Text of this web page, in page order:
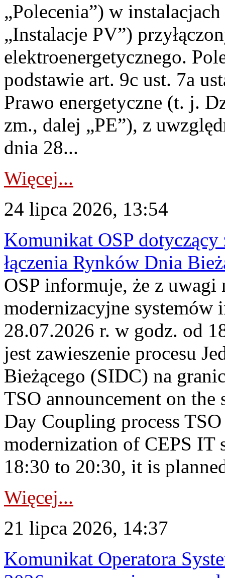
„Polecenia”) w
„Instalacje PV”)
elektroenergetycznego.
podstawie art. 9c ust. 7a
Prawo energetyczne (t. j.
zm., dalej „PE”), z
dnia 28...
Więcej...
24 lipca 2026, 13:54
Komunikat OSP dotyczący
łączenia Rynków Dnia
OSP informuje, że z uwagi
modernizacyjne
28.07.2026 r. w godz. od
jest zawieszenie procesu
Bieżącego (SIDC) na
TSO announcement on
Day Coupling process
modernization of CEPS IT
18:30 to 20:30, it is
Więcej...
21 lipca 2026, 14:37
Komunikat Operatora